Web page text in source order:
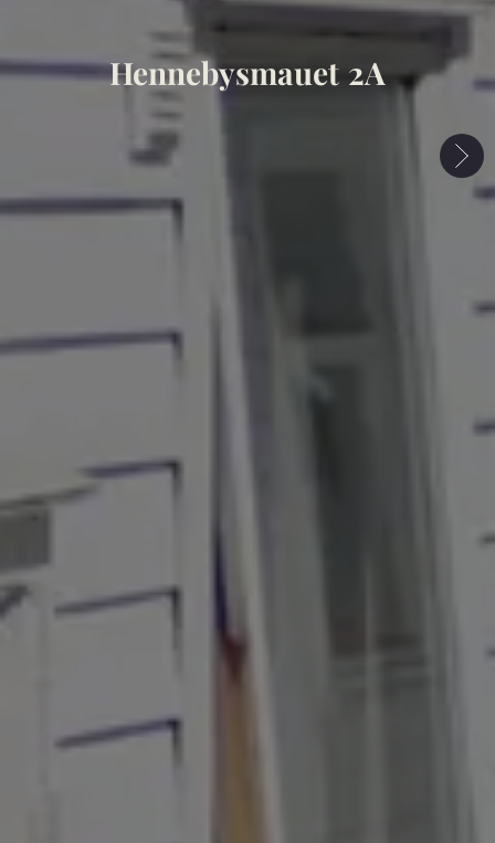
Hennebysmauet 2A